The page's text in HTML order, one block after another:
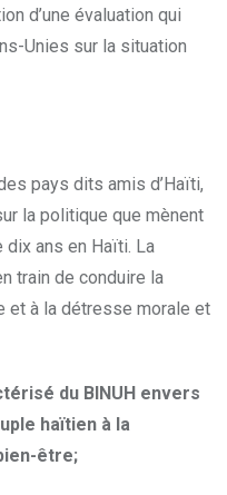
d’une évaluation qui
Unies sur la situation
pays dits amis d’Haïti,
la politique que mènent
ans en Haïti. La
train de conduire la
et à la détresse morale et
du BINUH envers
haïtien à la
être;